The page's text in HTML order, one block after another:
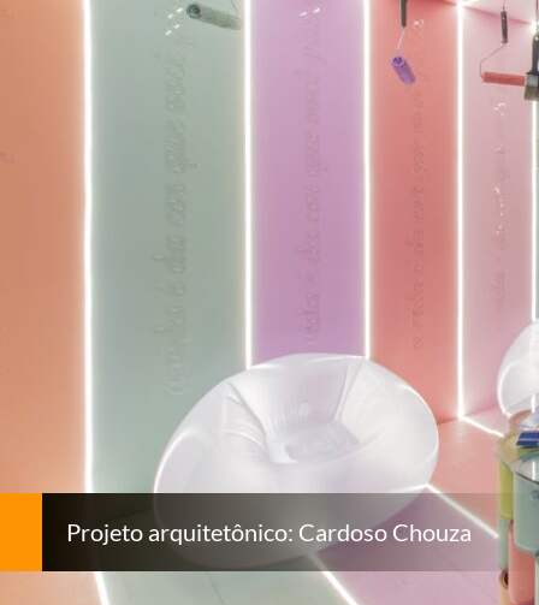
Projeto arquitetônico: Cardoso Chouza